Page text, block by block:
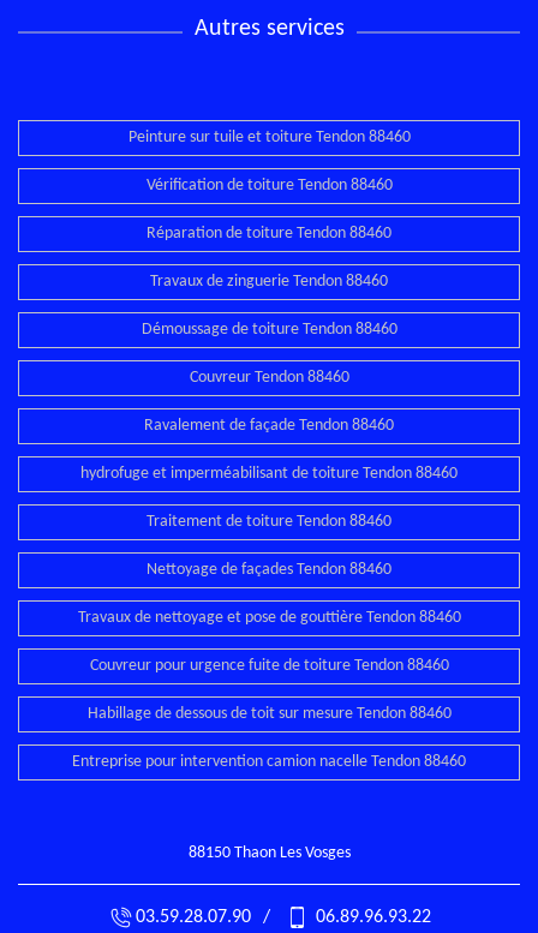
Autres services
Peinture sur tuile et toiture Tendon 88460
Vérification de toiture Tendon 88460
Réparation de toiture Tendon 88460
Travaux de zinguerie Tendon 88460
Démoussage de toiture Tendon 88460
Couvreur Tendon 88460
Ravalement de façade Tendon 88460
hydrofuge et imperméabilisant de toiture Tendon 88460
Traitement de toiture Tendon 88460
Nettoyage de façades Tendon 88460
Travaux de nettoyage et pose de gouttière Tendon 88460
Couvreur pour urgence fuite de toiture Tendon 88460
Habillage de dessous de toit sur mesure Tendon 88460
Entreprise pour intervention camion nacelle Tendon 88460
88150 Thaon Les Vosges
03.59.28.07.90 / 06.89.96.93.22